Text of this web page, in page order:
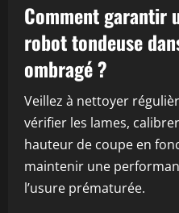
Comment garantir
robot tondeuse
ombragé ?
Veillez à nettoyer
vérifier les lames,
hauteur de coupe en
maintenir une
l’usure prématurée.